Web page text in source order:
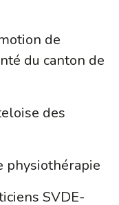
de
du canton de
des
physiothérapie
SVDE-